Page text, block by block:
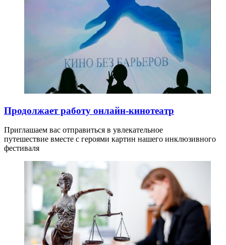
Продолжает работу онлайн-кинотеатр
Приглашаем вас отправиться в увлекательное
путешествие вместе с героями картин нашего инклюзивного
фестиваля